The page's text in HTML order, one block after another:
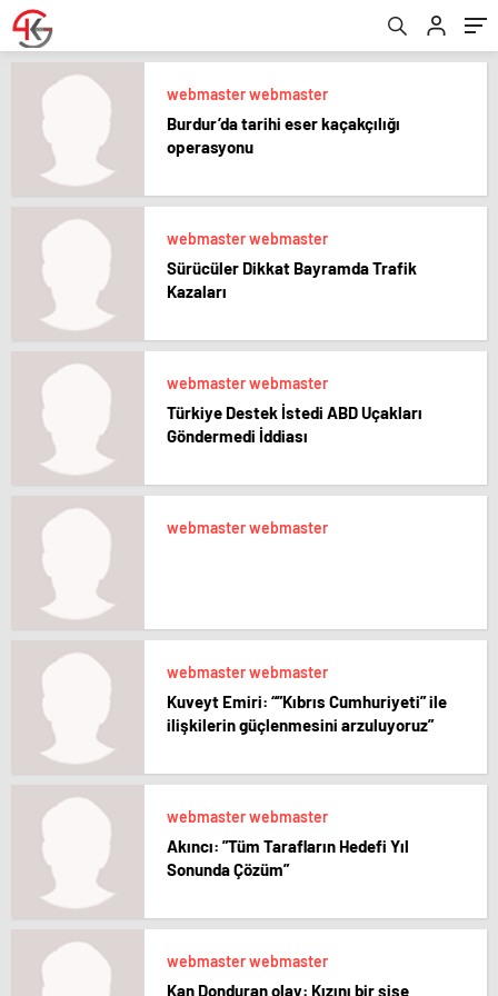
webmaster webmaster
Burdur’da tarihi eser kaçakçılığı
operasyonu
webmaster webmaster
Sürücüler Dikkat Bayramda Trafik
Kazaları
webmaster webmaster
Türkiye Destek İstedi ABD Uçakları
Göndermedi İddiası
webmaster webmaster
webmaster webmaster
Kuveyt Emiri: “”Kıbrıs Cumhuriyeti” ile
ilişkilerin güçlenmesini arzuluyoruz”
webmaster webmaster
Akıncı: ”Tüm Tarafların Hedefi Yıl
Sonunda Çözüm”
webmaster webmaster
Kan Donduran olay: Kızını bir şişe